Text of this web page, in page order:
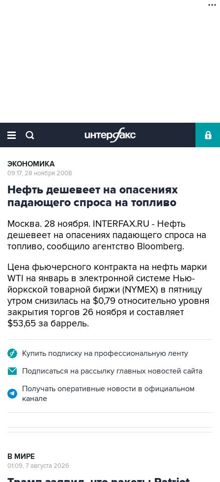
ЭКОНОМИКА
09:17, 28 ноября 2008
Нефть дешевеет на опасениях
падающего спроса на топливо
Москва. 28 ноября. INTERFAX.RU - Нефть
дешевеет на опасениях падающего спроса на
топливо, сообщило агентство Bloomberg.
Цена фьючерсного контракта на нефть марки
WTI на январь в электронной системе Нью-
йоркской товарной биржи (NYMEX) в пятницу
утром снизилась на $0,79 относительно уровня
закрытия торгов 26 ноября и составляет
$53,65 за баррель.
Купить подписку на профессиональную ленту
Подписаться на рассылку главных новостей сайта
Получать оперативные новости в официальном
канале
В МИРЕ
01:09, 7 августа 2026